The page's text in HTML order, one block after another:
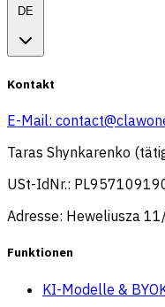
DE
Kontakt
E-Mail:
Taras Shynkarenko
USt-IdNr.:
Adresse: Heweliusza
Funktionen
KI-Modelle &